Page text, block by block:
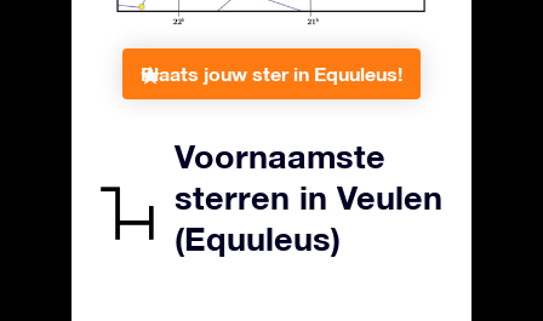
Plaats jouw ster in Equuleus!
Voornaamste
sterren in Veulen
(Equuleus)